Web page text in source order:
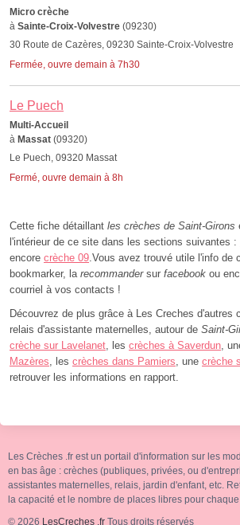
Micro crèche
à Sainte-Croix-Volvestre (09230)
30 Route de Cazères, 09230 Sainte-Croix-Volvestre
Fermée, ouvre demain à 7h30
Le Puech
Multi-Accueil
à Massat (09320)
Le Puech, 09320 Massat
Fermé, ouvre demain à 8h
Cette fiche détaillant les crèches de Saint-Girons
l'intérieur de ce site dans les sections suivantes :
encore crèche 09.Vous avez trouvé utile l'info de
bookmarker, la recommandersur facebook ou
courriel à vos contacts !
Découvrez de plus grâce à Les Creches d'autres
relais d'assistante maternelles, autour de Saint-
crèche sur Lavelanet, les crèches à Saverdun,
Mazères, les crèches dans Pamiers, une crèche
retrouver les informations en rapport.
Les Crèches .fr est un portail d'information sur les
en bas âge : crèches (publiques, privées, ou
assistantes maternelles, relais, jardin d'enfant, etc.
la capacité et le nombre de places libres pour
© 2026 LesCreches .fr Tous droits réservés